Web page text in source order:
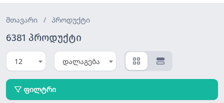
მთავარი / პროდუქტი
6381 პროდუქტი
12 დალაგება
ფილტრი